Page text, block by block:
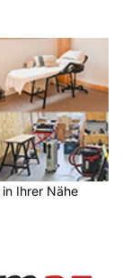
Ihrer Nähe